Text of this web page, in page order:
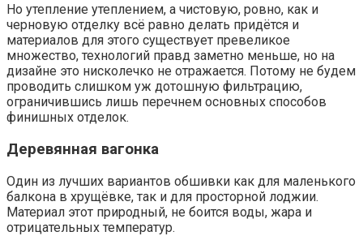
Но утепление утеплением, а чистовую, ровно, как и
черновую отделку всё равно делать придётся и
материалов для этого существует превеликое
множество, технологий правд заметно меньше, но на
дизайне это нисколечко не отражается. Потому не будем
проводить слишком уж дотошную фильтрацию,
ограничившись лишь перечнем основных способов
финишных отделок.
Деревянная вагонка
Один из лучших вариантов обшивки как для маленького
балкона в хрущёвке, так и для просторной лоджии.
Материал этот природный, не боится воды, жара и
отрицательных температур.